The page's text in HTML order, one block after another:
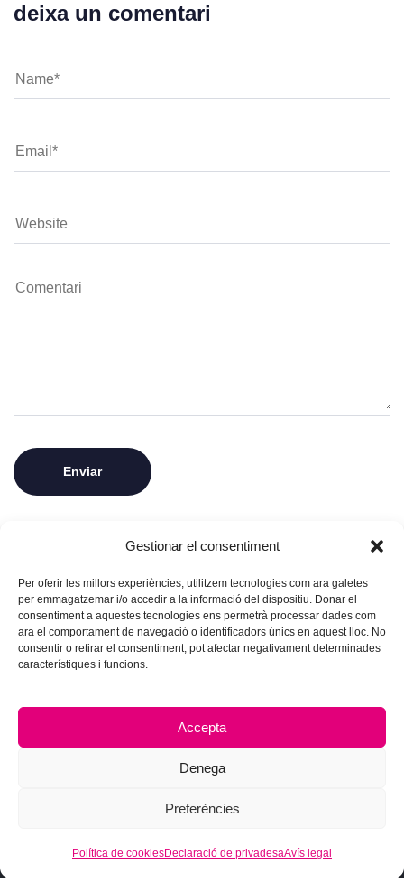
Gestionar el consentiment
Per oferir les millors experiències, utilitzem tecnologies com ara galetes
per emmagatzemar i/o accedir a la informació del dispositiu. Donar el
consentiment a aquestes tecnologies ens permetrà processar dades com
ara el comportament de navegació o identificadors únics en aquest lloc. No
consentir o retirar el consentiment, pot afectar negativament determinades
característiques i funcions.
Accepta
Denega
Preferències
Política de cookiesDeclaració de privadesaAvís legal
deixa un comentari
aquest navegador per a la pròxima vegada que
comenti.